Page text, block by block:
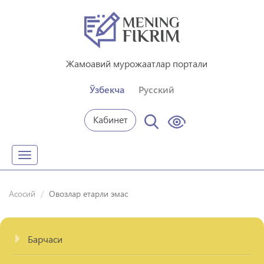
Жамоавий мурожаатлар портали
Ўзбекча Русский
Кабинет
Toggle
navigation
Асосий Овозлар етарли эмас
Барчаси